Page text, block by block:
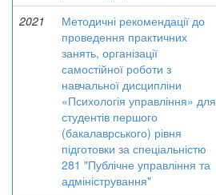
2021
Методичні рекомендації до
проведення практичних
занять, організації
самостійної роботи з
навчальної дисципліни
«Психологія управління» для
студентів першого
(бакалаврського) рівня
підготовки за спеціальністю
281 "Публічне управління та
адміністрування"